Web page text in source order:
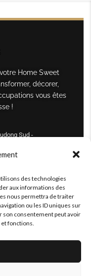
des technologies
aux informations des
nous permettra de traiter
ou les ID uniques sur
son consentement peut avoir
fonctions.
Home Sweet
décorer,
vous êtes
!
Sud -